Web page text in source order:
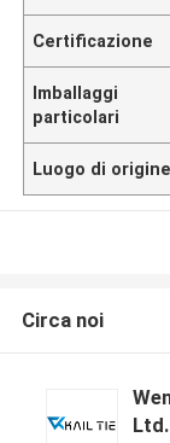
Certificazione
Imballaggi
particolari
Luogo di origine
Circa noi